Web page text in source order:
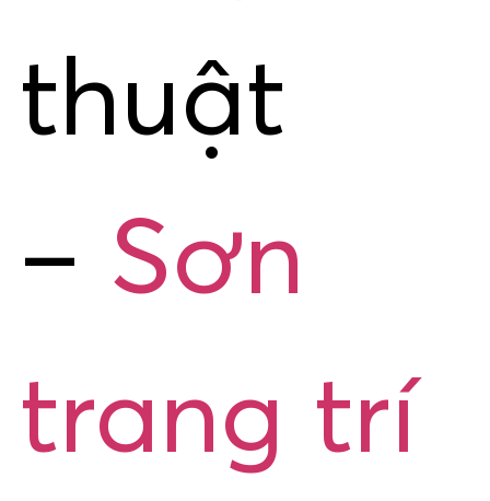
thuật
– Sơn
trang trí